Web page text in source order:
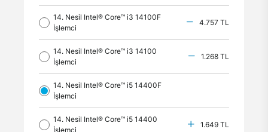
14. Nesil Intel® Core™ i3 14100F
İşlemci
4.757 TL
14. Nesil Intel® Core™ i3 14100
İşlemci
1.268 TL
14. Nesil Intel® Core™ i5 14400F
İşlemci
14. Nesil Intel® Core™ i5 14400
İşlemci
1.649 TL